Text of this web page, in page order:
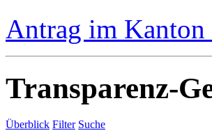
Antrag im Kanton
Transparenz-
Überblick Filter Suche